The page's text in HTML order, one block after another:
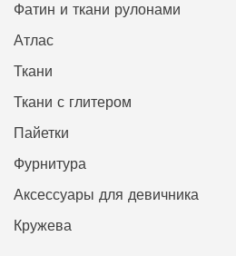
Фатин и ткани рулонами
Атлас
Ткани
Ткани с глитером
Пайетки
Фурнитура
Аксессуары для девичника
Кружева